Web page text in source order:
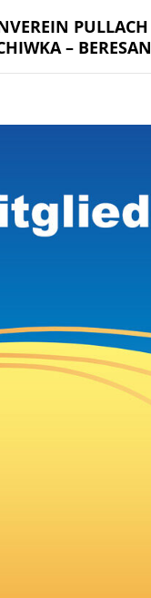
PULLACH
– BERESAN